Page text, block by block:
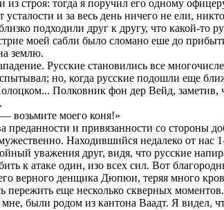
строя: тогда я поручил его одному
и за весь день ничего не ели,
подходили друг к другу, что какой-то
моей сабли было сломано еше до
землю.
Русские становились все
но, когда русские подошли еще
Полковник фон дер Вейд, заметив,
возьмите моего коня!»
преданности и привязанности со стороны
Находившийся недалеко от
уважения друг, видя, что русские
к атаке один, изо всех сил. Вот
верного денщика Дюпюи, теряя много
пережить еще несколько скверных
были родом из кантона Ваадт. Я видел,